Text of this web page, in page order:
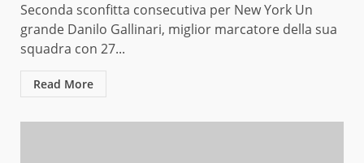
Seconda sconfitta consecutiva per New York Un
grande Danilo Gallinari, miglior marcatore della sua
squadra con 27...
Read More